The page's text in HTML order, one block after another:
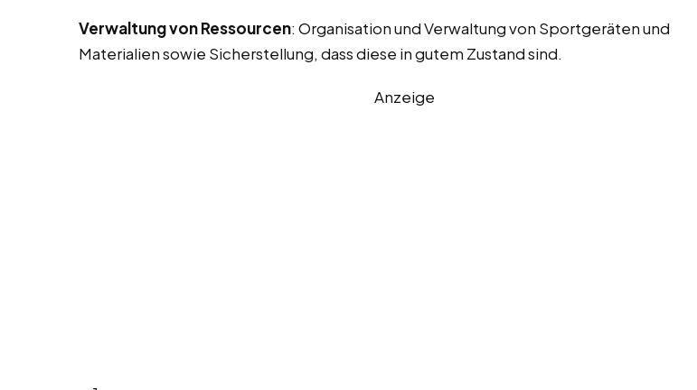
Verwaltung von Ressourcen: Organisation und Verwaltung von Sportgeräten und
Materialien sowie Sicherstellung, dass diese in gutem Zustand sind.
Anzeige